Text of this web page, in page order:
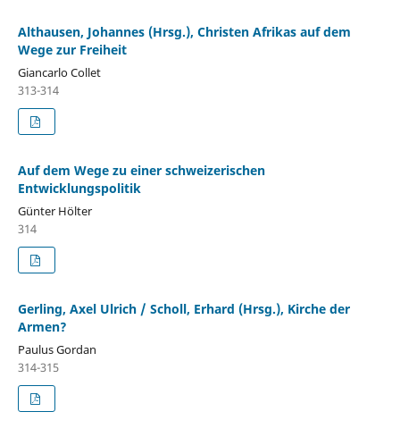
Althausen, Johannes (Hrsg.), Christen Afrikas auf dem
Wege zur Freiheit
Giancarlo Collet
313-314
Auf dem Wege zu einer schweizerischen
Entwicklungspolitik
Günter Hölter
314
Gerling, Axel Ulrich / Scholl, Erhard (Hrsg.), Kirche der
Armen?
Paulus Gordan
314-315